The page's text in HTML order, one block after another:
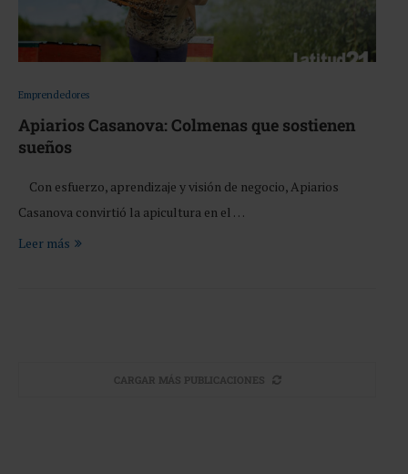
Emprendedores
Apiarios Casanova: Colmenas que sostienen
sueños
Con esfuerzo, aprendizaje y visión de negocio, Apiarios
Casanova convirtió la apicultura en el …
Leer más
CARGAR MÁS PUBLICACIONES